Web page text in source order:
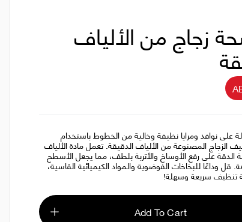
زجاج من الألياف
على نوافذ ومرايا نظيفة وخالية من الخطوط باستخدام
الزجاج المصنوعة من الألياف الدقيقة. تعمل مادة الألياف
الدقة على رفع الأوساخ والأتربة بلطف، مما يجعل الأسطح
قل وداعًا للبخاخات الفوضوية والمواد الكيميائية القاسية،
تنظيف سريعة وسهلة!
Add To Cart